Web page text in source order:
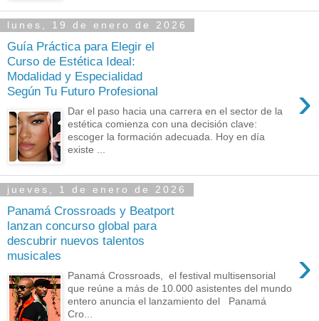
lunes, 19 de enero de 2026
Guía Práctica para Elegir el
Curso de Estética Ideal:
Modalidad y Especialidad
Según Tu Futuro Profesional
›
Dar el paso hacia una carrera en el sector de la
estética comienza con una decisión clave:
escoger la formación adecuada. Hoy en día
existe ...
jueves, 1 de enero de 2026
Panamá Crossroads y Beatport
lanzan concurso global para
descubrir nuevos talentos
musicales
›
Panamá Crossroads, el festival multisensorial
que reúne a más de 10.000 asistentes del mundo
entero anuncia el lanzamiento del Panamá
Cro...